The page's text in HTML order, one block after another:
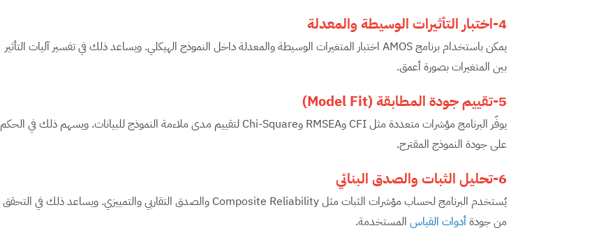
4-اختبار التأثيرات الوسيطة والمعدلة
يمكن باستخدام برنامج AMOS اختبار المتغيرات الوسيطة والمعدلة داخل النموذج الهيكلي. ويساعد ذلك في تفسير آليات التأثير
بين المتغيرات بصورة أعمق.
5-تقييم جودة المطابقة (Model Fit)
يوفّر البرنامج مؤشرات متعددة مثل CFI وRMSEA وChi-Square لتقييم مدى ملاءمة النموذج للبيانات. ويسهم ذلك في الحكم
على جودة النموذج المقترح.
6-تحليل الثبات والصدق البنائي
يُستخدم البرنامج لحساب مؤشرات الثبات مثل Composite Reliability والصدق التقاربي والتمييزي. ويساعد ذلك في التحقق
من جودةأدوات القياس المستخدمة.